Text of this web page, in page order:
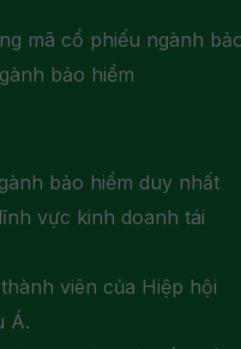
bảo hiểm
bảo hiểm duy nhất
vực kinh doanh tái
viên của Hiệp hội
Á.